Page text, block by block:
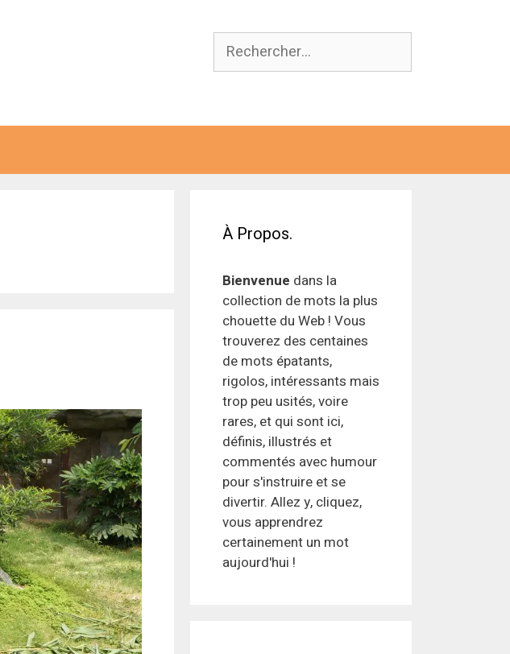
Rechercher :
À Propos.
Bienvenue dans la
collection de mots la plus
chouette du Web ! Vous
trouverez des centaines
de mots épatants,
rigolos, intéressants mais
trop peu usités, voire
rares, et qui sont ici,
définis, illustrés et
commentés avec humour
pour s'instruire et se
divertir. Allez y, cliquez,
vous apprendrez
certainement un mot
aujourd'hui !